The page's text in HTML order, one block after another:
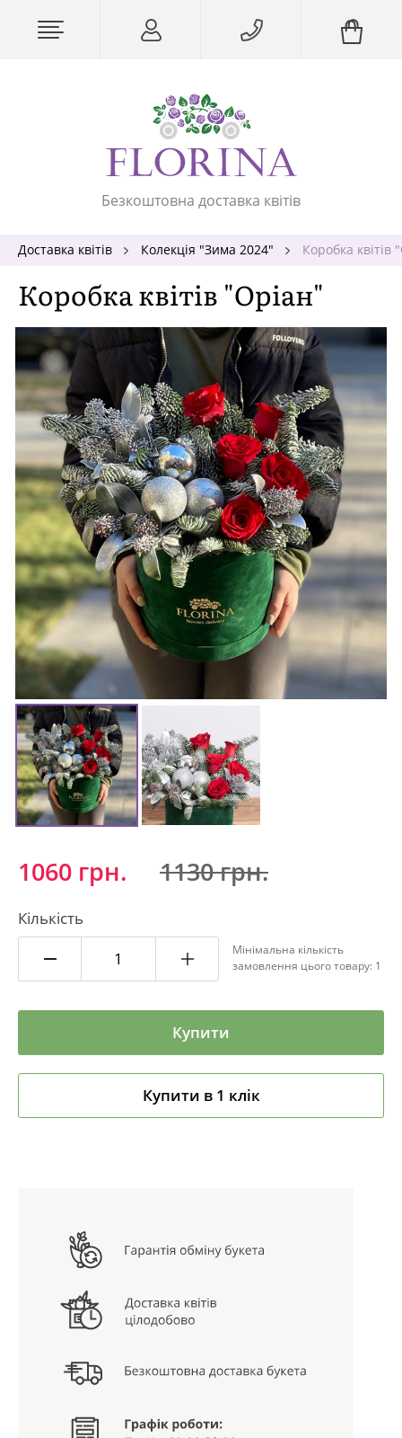
Безкоштовна доставка квітів
Доставка квітів Колекція "Зима 2024" Коробка квітів
Коробка квітів "Оріан"
1060 грн. 1130 грн.
Кількість
Мінімальна кількість
замовлення цього товару: 1
Купити
Купити в 1 клік